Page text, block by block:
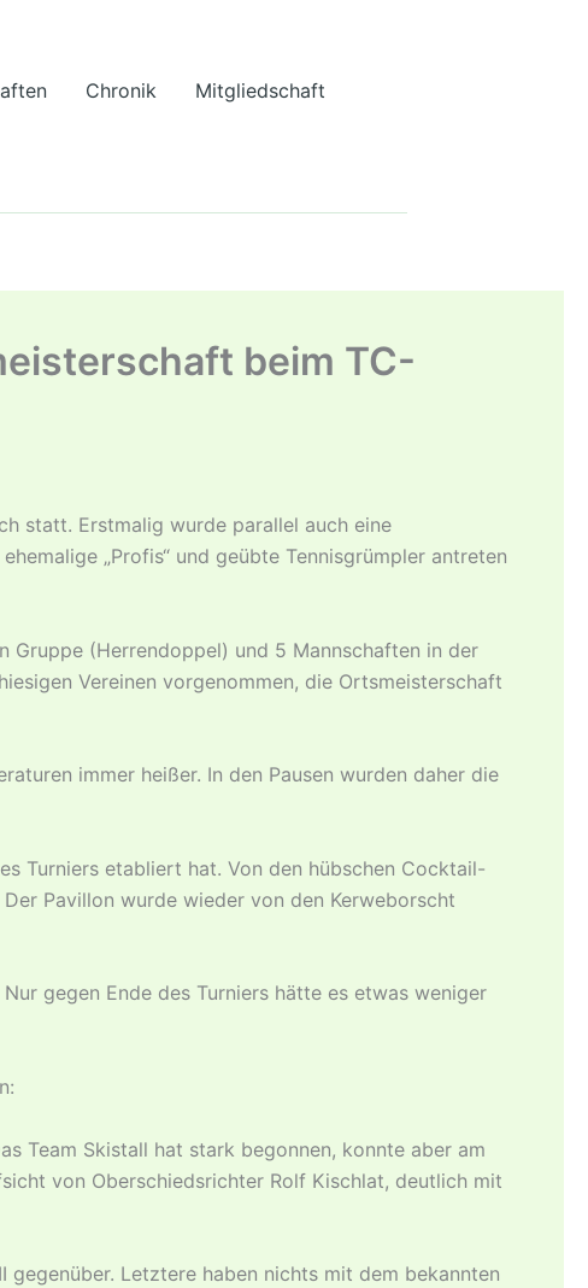
Chronik
Mitgliedschaft
beim TC-
statt. Erstmalig wurde parallel auch eine
„Profis“ und geübte Tennisgrümpler antreten
Gruppe (Herrendoppel) und 5 Mannschaften in der
Vereinen vorgenommen, die Ortsmeisterschaft
immer heißer. In den Pausen wurden daher die
Turniers etabliert hat. Von den hübschen Cocktail-
Pavillon wurde wieder von den Kerweborscht
gegen Ende des Turniers hätte es etwas weniger
Team Skistall hat stark begonnen, konnte aber am
von Oberschiedsrichter Rolf Kischlat, deutlich mit
Letztere haben nichts mit dem bekannten